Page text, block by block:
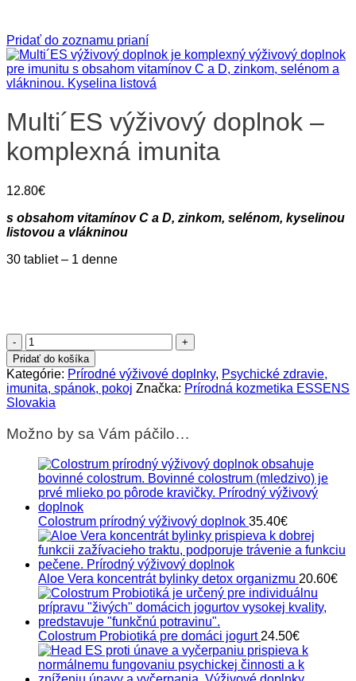
Pridať do zoznamu prianí
Multi´ES výživový doplnok –
komplexná imunita
12.80€
s obsahom vitamínov C a D, zinkom, selénom, kyselinou
listovou a vlákninou
30 tabliet – 1 denne
množstvo
Multi
´ES
výživový
doplnok
-
komplexná
imunita
Pridať do košíka
Kategórie: Prírodné výživové doplnky, Psychické zdravie,
imunita, spánok, pokoj Značka: Prírodná kozmetika ESSENS
Slovakia
Možno by sa Vám páčilo…
Colostrum prírodný výživový doplnok 35.40€
Aloe Vera koncentrát bylinky detox organizmu 20.60€
Colostrum Probiotiká pre domáci jogurt 24.50€